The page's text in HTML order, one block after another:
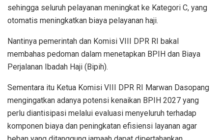
sehingga seluruh pelayanan meningkat ke Kategori C, yang
otomatis meningkatkan biaya pelayanan haji.
Nantinya pemerintah dan Komisi VIII DPR RI bakal
membahas pedoman dalam menetapkan BPIH dan Biaya
Perjalanan Ibadah Haji (Bipih).
Sementara itu Ketua Komisi VIII DPR RI Marwan Dasopang
mengingatkan adanya potensi kenaikan BPIH 2027 yang
perlu diantisipasi melalui evaluasi menyeluruh terhadap
komponen biaya dan peningkatan efisiensi layanan agar